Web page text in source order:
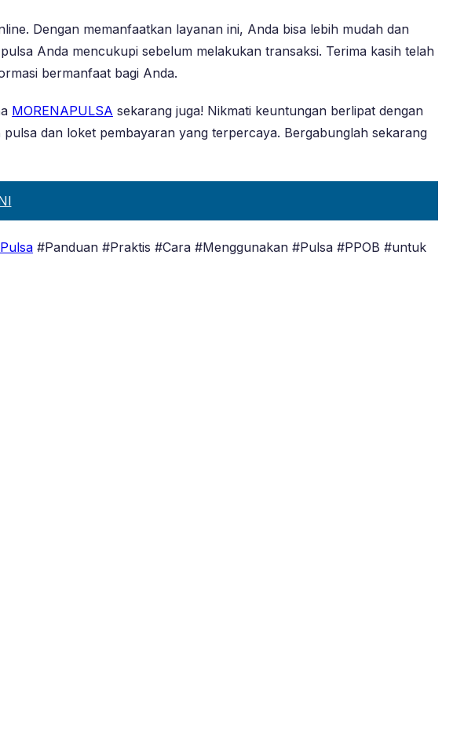
Dengan memanfaatkan layanan ini, Anda bisa lebih mudah dan
Anda mencukupi sebelum melakukan transaksi. Terima kasih telah
bermanfaat bagi Anda.
MORENAPULSA sekarang juga! Nikmati keuntungan berlipat dengan
dan loket pembayaran yang terpercaya. Bergabunglah sekarang
#Panduan #Praktis #Cara #Menggunakan #Pulsa #PPOB #untuk